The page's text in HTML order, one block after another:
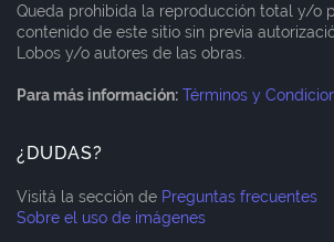
Queda prohibida la reproducción total y/o
contenido de este sitio sin previa
Lobos y/o autores de las obras.
Para más información: Términos y
¿DUDAS?
Visitá la sección de Preguntas frecuentes
Sobre el uso de imágenes